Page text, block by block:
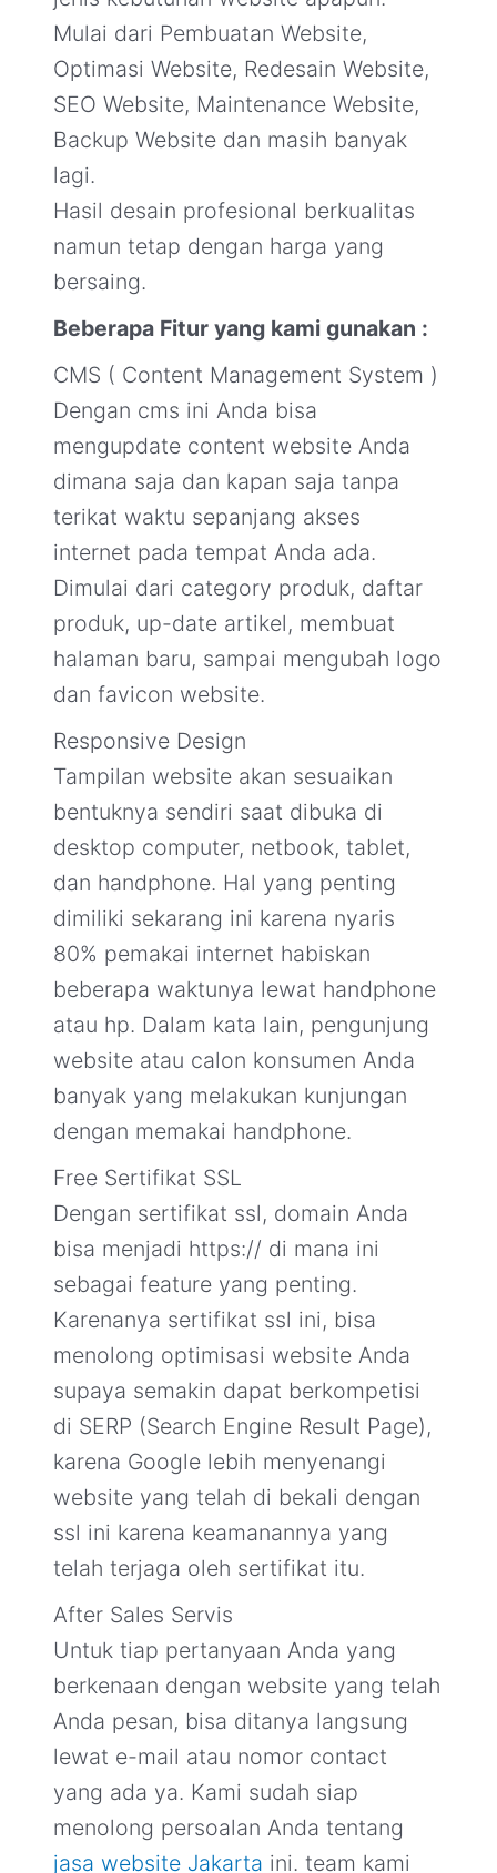
Mulai dari Pembuatan Website,
Optimasi Website, Redesain Website,
SEO Website, Maintenance Website,
Backup Website dan masih banyak
lagi.
Hasil desain profesional berkualitas
namun tetap dengan harga yang
bersaing.
Beberapa Fitur yang kami gunakan :
CMS ( Content Management System )
Dengan cms ini Anda bisa
mengupdate content website Anda
dimana saja dan kapan saja tanpa
terikat waktu sepanjang akses
internet pada tempat Anda ada.
Dimulai dari category produk, daftar
produk, up-date artikel, membuat
halaman baru, sampai mengubah logo
dan favicon website.
Responsive Design
Tampilan website akan sesuaikan
bentuknya sendiri saat dibuka di
desktop computer, netbook, tablet,
dan handphone. Hal yang penting
dimiliki sekarang ini karena nyaris
80% pemakai internet habiskan
beberapa waktunya lewat handphone
atau hp. Dalam kata lain, pengunjung
website atau calon konsumen Anda
banyak yang melakukan kunjungan
dengan memakai handphone.
Free Sertifikat SSL
Dengan sertifikat ssl, domain Anda
bisa menjadi https:// di mana ini
sebagai feature yang penting.
Karenanya sertifikat ssl ini, bisa
menolong optimisasi website Anda
supaya semakin dapat berkompetisi
di SERP (Search Engine Result Page),
karena Google lebih menyenangi
website yang telah di bekali dengan
ssl ini karena keamanannya yang
telah terjaga oleh sertifikat itu.
After Sales Servis
Untuk tiap pertanyaan Anda yang
berkenaan dengan website yang telah
Anda pesan, bisa ditanya langsung
lewat e-mail atau nomor contact
yang ada ya. Kami sudah siap
menolong persoalan Anda tentang
jasa website Jakarta ini. team kami